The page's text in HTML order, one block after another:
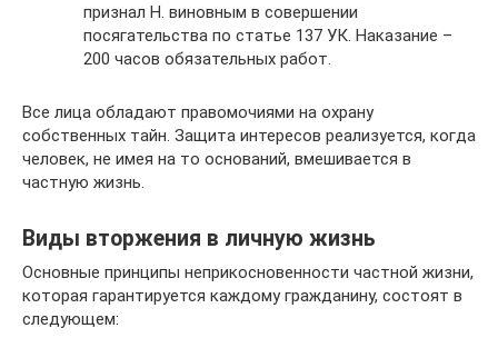
признал Н. виновным в совершении
посягательства по статье 137 УК. Наказание –
200 часов обязательных работ.
Все лица обладают правомочиями на охрану
собственных тайн. Защита интересов реализуется, когда
человек, не имея на то оснований, вмешивается в
частную жизнь.
Виды вторжения в личную жизнь
Основные принципы неприкосновенности частной жизни,
которая гарантируется каждому гражданину, состоят в
следующем: